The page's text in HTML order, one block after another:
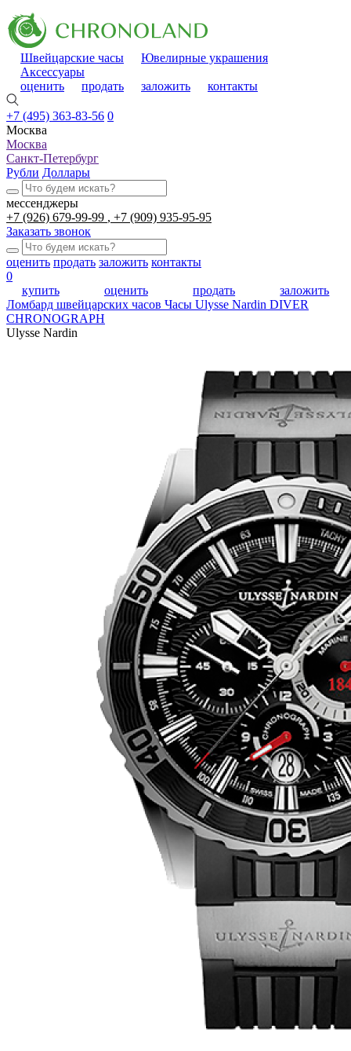
Швейцарские часы
Ювелирные украшения
Аксессуары
оценить
продать заложить контакты
+7 (495) 363-83-56 0
Москва
Москва
Санкт-Петербург
Рубли Доллары
мессенджеры
+7 (926) 679-99-99
+7 (909) 935-95-95
Заказать звонок
оценить продать заложить контакты
0
купить
оценить продать
заложить
Ломбард швейцарских часов Часы Ulysse Nardin DIVER
CHRONOGRAPH
Ulysse Nardin